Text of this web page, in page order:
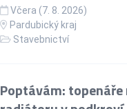
Včera (7. 8. 2026)
Pardubický kraj
Stavebnictví
Poptávám: